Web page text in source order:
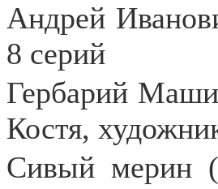
Андрей
8 серий
Гербарий
Костя,
Сивый мерин